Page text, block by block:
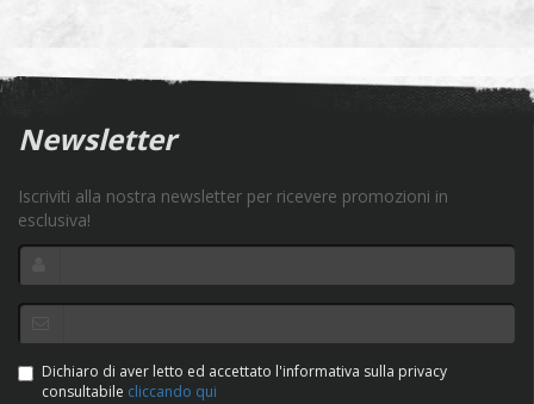
Newsletter
Iscriviti alla nostra newsletter per ricevere promozioni in
esclusiva!
Dichiaro di aver letto ed accettato l'informativa sulla privacy
consultabile cliccando qui